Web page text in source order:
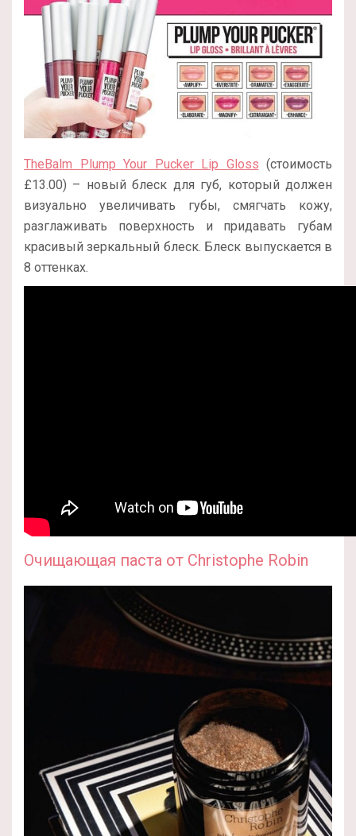
TheBalm Plump Your Pucker Lip Gloss (стоимость
£13.00) – новый блеск для губ, который должен
визуально увеличивать губы, смягчать кожу,
разглаживать поверхность и придавать губам
красивый зеркальный блеск. Блеск выпускается в
8 оттенках.
Очищающая паста от Christophe Robin